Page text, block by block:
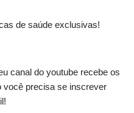
de saúde exclusivas!
canal do youtube recebe os
precisa se inscrever